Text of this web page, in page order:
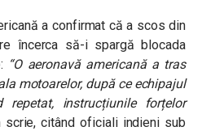
a confirmat că a scos din
încerca să-i spargă blocada
“O aeronavă americană a tras
motoarelor, după ce echipajul
instrucțiunile forțelor
scrie, citând oficiali indieni sub